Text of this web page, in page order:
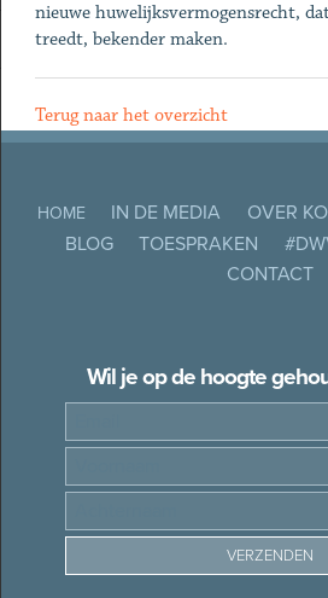
nieuwe huwelijksvermogensrecht,
treedt, bekender maken.
Terug naar het overzicht
HOME IN DE MEDIA OVER
BLOG
TOESPRAKEN
CONTACT
Wil je op de hoogte